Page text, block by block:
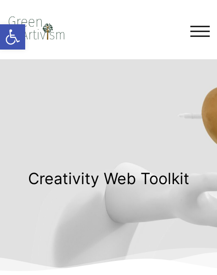
Ανοίξτε τη γραμμή
Creativity Web Toolkit